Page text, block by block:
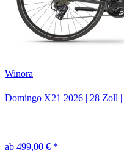
Winora
Domingo X21 2026 | 28 Zoll |
ab 499,00 € *